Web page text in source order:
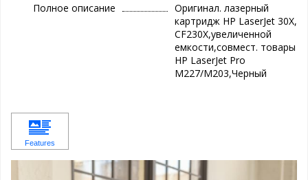
Полное описание
Оригинал. лазерный
картридж HP LaserJet 30X,
CF230X,увеличенной
емкости,совмест. товары
HP LaserJet Pro
M227/M203,Черный